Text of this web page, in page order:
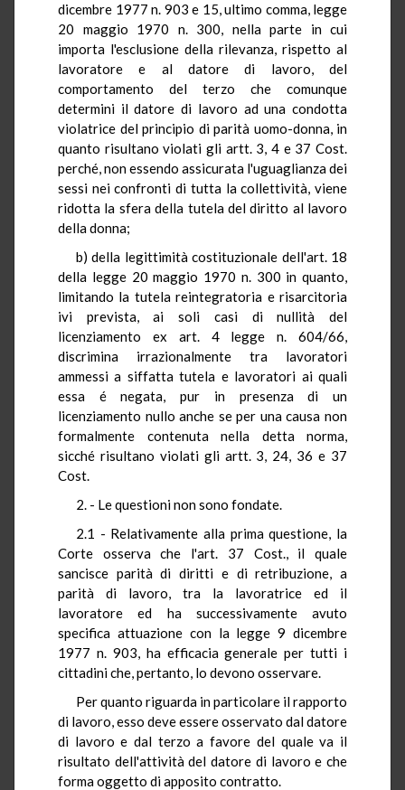
dicembre 1977 n. 903 e 15, ultimo comma, legge
20 maggio 1970 n. 300, nella parte in cui
importa l'esclusione della rilevanza, rispetto al
lavoratore e al datore di lavoro, del
comportamento del terzo che comunque
determini il datore di lavoro ad una condotta
violatrice del principio di parità uomo-donna, in
quanto risultano violati gli artt. 3, 4 e 37 Cost.
perché, non essendo assicurata l'uguaglianza dei
sessi nei confronti di tutta la collettività, viene
ridotta la sfera della tutela del diritto al lavoro
della donna;
b) della legittimità costituzionale dell'art. 18
della legge 20 maggio 1970 n. 300 in quanto,
limitando la tutela reintegratoria e risarcitoria
ivi prevista, ai soli casi di nullità del
licenziamento ex art. 4 legge n. 604/66,
discrimina irrazionalmente tra lavoratori
ammessi a siffatta tutela e lavoratori ai quali
essa é negata, pur in presenza di un
licenziamento nullo anche se per una causa non
formalmente contenuta nella detta norma,
sicché risultano violati gli artt. 3, 24, 36 e 37
Cost.
2. - Le questioni non sono fondate.
2.1 - Relativamente alla prima questione, la
Corte osserva che l'art. 37 Cost., il quale
sancisce parità di diritti e di retribuzione, a
parità di lavoro, tra la lavoratrice ed il
lavoratore ed ha successivamente avuto
specifica attuazione con la legge 9 dicembre
1977 n. 903, ha efficacia generale per tutti i
cittadini che, pertanto, lo devono osservare.
Per quanto riguarda in particolare il rapporto
di lavoro, esso deve essere osservato dal datore
di lavoro e dal terzo a favore del quale va il
risultato dell'attività del datore di lavoro e che
forma oggetto di apposito contratto.